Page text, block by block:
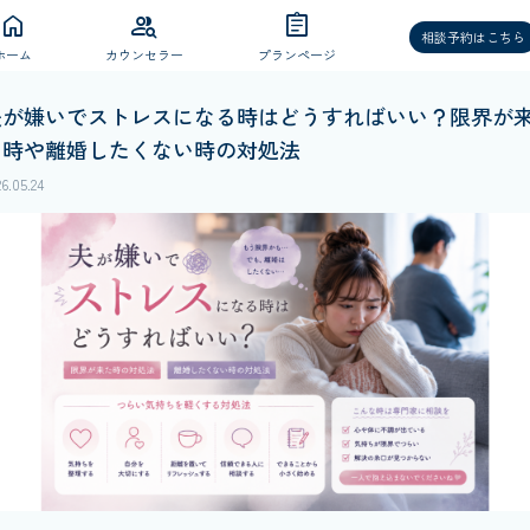
ーム
group_search
カウンセラー
assignment
プランページ
相談予約はこちら
嫌いでストレスになる時はどうすればいい？限界が
や離婚したくない時の対処法